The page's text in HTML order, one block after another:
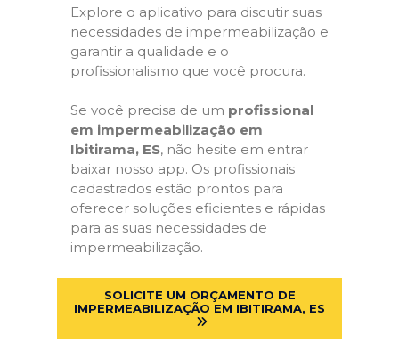
Explore o aplicativo para discutir suas
necessidades de impermeabilização e
garantir a qualidade e o
profissionalismo que você procura.
Se você precisa de um profissional
em impermeabilização em
Ibitirama, ES, não hesite em entrar
baixar nosso app. Os profissionais
cadastrados estão prontos para
oferecer soluções eficientes e rápidas
para as suas necessidades de
impermeabilização.
SOLICITE UM ORÇAMENTO DE
IMPERMEABILIZAÇÃO EM IBITIRAMA, ES